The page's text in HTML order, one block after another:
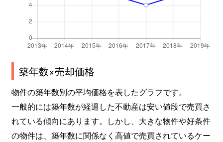
築年数×売却価格
物件の築年数別の平均価格を表したグラフです。
一般的には築年数が経過した不動産は安い値段で売買さ
れている傾向にあります。しかし、大きな物件や好条件
の物件は、築年数に関係なく高値で売買されているケー